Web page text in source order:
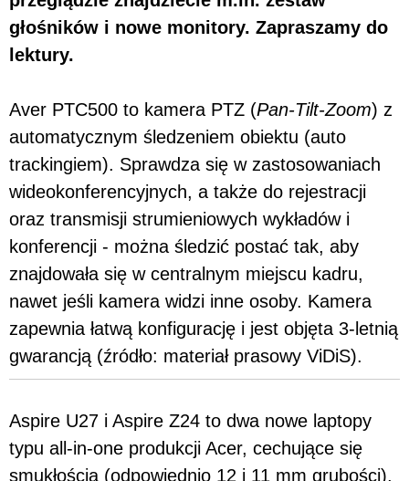
głośników i nowe monitory. Zapraszamy do
lektury.
Aver PTC500 to kamera PTZ (Pan-Tilt-Zoom) z
automatycznym śledzeniem obiektu (auto
trackingiem). Sprawdza się w zastosowaniach
wideokonferencyjnych, a także do rejestracji
oraz transmisji strumieniowych wykładów i
konferencji - można śledzić postać tak, aby
znajdowała się w centralnym miejscu kadru,
nawet jeśli kamera widzi inne osoby. Kamera
zapewnia łatwą konfigurację i jest objęta 3-letnią
gwarancją (źródło: materiał prasowy ViDiS).
Aspire U27 i Aspire Z24 to dwa nowe laptopy
typu all-in-one produkcji Acer, cechujące się
smukłością (odpowiednio 12 i 11 mm grubości),